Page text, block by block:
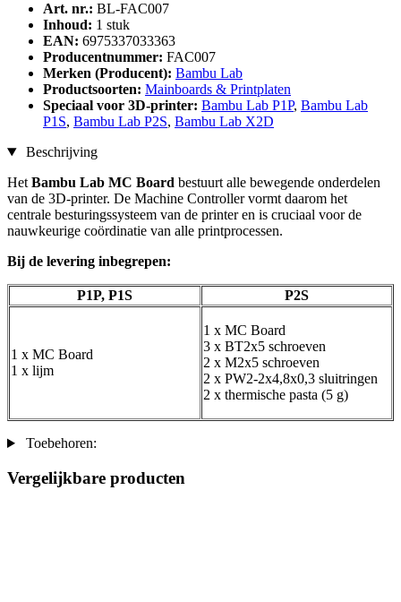
Art. nr.: BL-FAC007
Inhoud: 1 stuk
EAN: 6975337033363
Producentnummer: FAC007
Merken (Producent): Bambu Lab
Productsoorten: Mainboards & Printplaten
Speciaal voor 3D-printer: Bambu Lab P1P, Bambu Lab
P1S, Bambu Lab P2S, Bambu Lab X2D
Beschrijving
Het Bambu Lab MC Board bestuurt alle bewegende onderdelen
van de 3D-printer. De Machine Controller vormt daarom het
centrale besturingssysteem van de printer en is cruciaal voor de
nauwkeurige coördinatie van alle printprocessen.
Bij de levering inbegrepen:
P1P, P1S P2S
1 x MC Board
1 x lijm
1 x MC Board
3 x BT2x5 schroeven
2 x M2x5 schroeven
2 x PW2-2x4,8x0,3 sluitringen
2 x thermische pasta (5 g)
Toebehoren:
Vergelijkbare producten